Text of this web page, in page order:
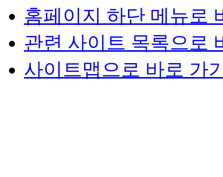
홈페이지 하단 메뉴로
관련 사이트 목록으로
사이트맵으로 바로 가